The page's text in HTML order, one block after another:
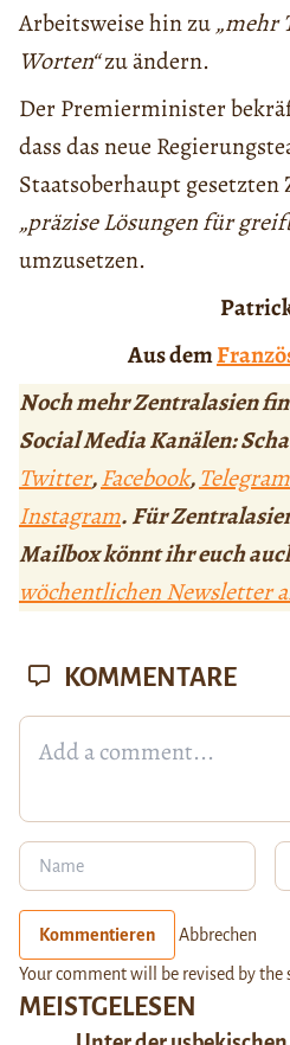
Arbeitsweise hin zu„mehr
Worten“zu ändern.
Der Premierminister
dass das neue
Staatsoberhaupt
„präzise Lösungen für
umzusetzen.
Aus dem
Noch mehr Zentralasien
Social Media Kanälen:
Twitter,Facebook,Telegram
Instagram. Für
Mailbox könnt ihr euch
wöchentlichen Newsletter
MEISTGELESEN
KOMMENTARE
Kommentieren Abbrechen
Your comment will be revised by the